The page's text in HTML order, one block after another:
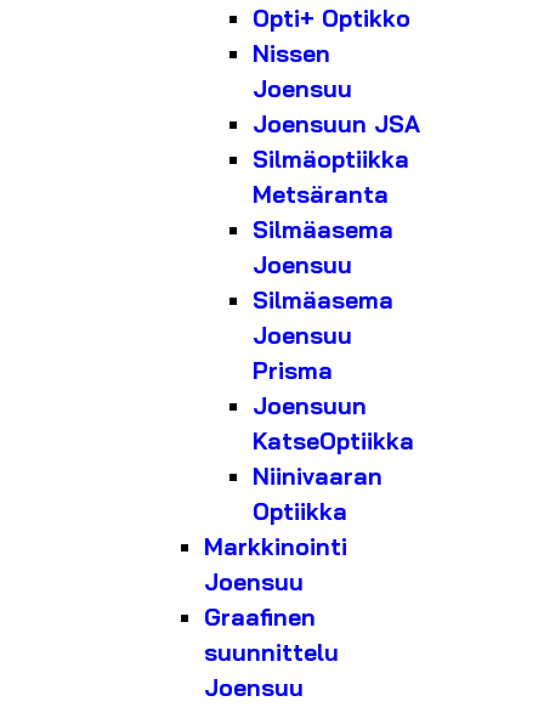
Opti+ Optikko
Nissen
Joensuu
Joensuun JSA
Silmäoptiikka
Metsäranta
Silmäasema
Joensuu
Silmäasema
Joensuu
Prisma
Joensuun
KatseOptiikka
Niinivaaran
Optiikka
Markkinointi
Joensuu
Graafinen
suunnittelu
Joensuu